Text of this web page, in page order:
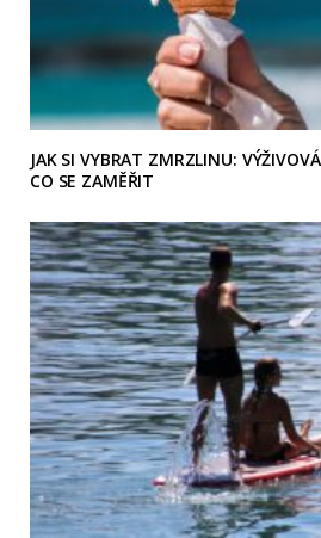
JAK SI VYBRAT ZMRZLINU:
CO SE ZAMĚŘIT